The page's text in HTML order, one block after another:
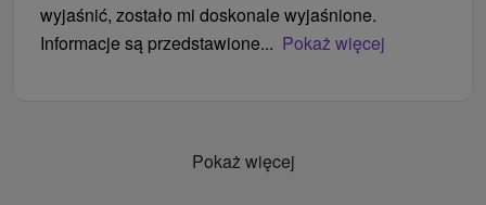
wyjaśnić, zostało mi doskonale wyjaśnione.
Informacje są przedstawione... Pokaż więcej
Pokaż więcej